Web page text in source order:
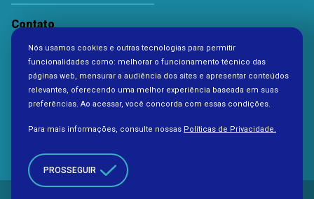
Contato
Nós usamos cookies e outras tecnologias para permitir
funcionalidades como: melhorar o funcionamento técnico das
páginas web, mensurar a audiência dos sites e apresentar conteúdos
relevantes, oferecendo uma melhor experiência baseada em suas
preferências. Ao acessar, você concorda com essas condições.
Para mais informações, consulte nossas Políticas de Privacidade.
PROSSEGUIR